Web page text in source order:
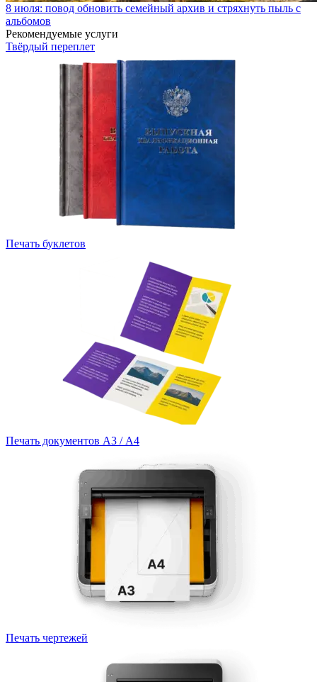
8 июля: повод обновить семейный архив и стряхнуть пыль с
альбомов
Рекомендуемые услуги
Твёрдый переплет
Печать буклетов
Печать документов А3 / А4
Печать чертежей